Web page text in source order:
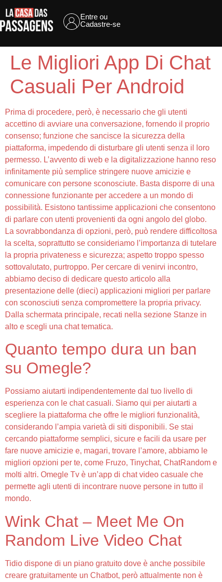
Entre ou
Cadastre-se
Le Migliori App Di Chat
Casuali Per Android
Prima di procedere, però, è necessario che gli utenti
accettino di avviare una conversazione, fornendo il proprio
consenso; funzione che sancisce la sicurezza della
piattaforma, impedendo di disturbare gli utenti senza il loro
permesso. L’avvento di web e la digitalizzazione hanno reso
infinitamente più semplice stringere nuove amicizie e
comunicare con persone sconosciute. Basta disporre di una
connessione funzionante per accedere a un mondo di
possibilità. Esistono tantissime applicazioni che consentono
di parlare con utenti provenienti da ogni angolo del globo.
La sovrabbondanza di opzioni, però, può rendere difficoltosa
la scelta, soprattutto se consideriamo l’importanza di tutelare
la propria privateness e sicurezza; aspetto troppo spesso
sottovalutato, purtroppo. Per cercare di venirvi incontro,
abbiamo deciso di dedicare questo articolo alla
presentazione delle (dieci) applicazioni migliori per parlare
con sconosciuti senza compromettere la propria privacy.
Dalla schermata principale, recati nella sezione Stanze in
alto e scegli una chat tematica.
Quanto tempo dura un ban
su Omegle?
Possiamo aiutarti indipendentemente dal tuo livello di
esperienza con le chat casuali. Siamo qui per aiutarti a
scegliere la piattaforma che offre le migliori funzionalità,
considerando l’ampia varietà di siti disponibili. Se stai
cercando piattaforme semplici, sicure e facili da usare per
fare nuove amicizie e, magari, trovare l’amore, abbiamo le
migliori opzioni per te, come Fruzo, Tinychat, ChatRandom e
molti altri. Omegle Tv è un’app di chat video casuale che
permette agli utenti di incontrare nuove persone in tutto il
mondo.
Wink Chat – Meet Me On
Random Live Video Chat
Tidio dispone di un piano gratuito dove è anche possibile
creare gratuitamente un Chatbot, però attualmente non è